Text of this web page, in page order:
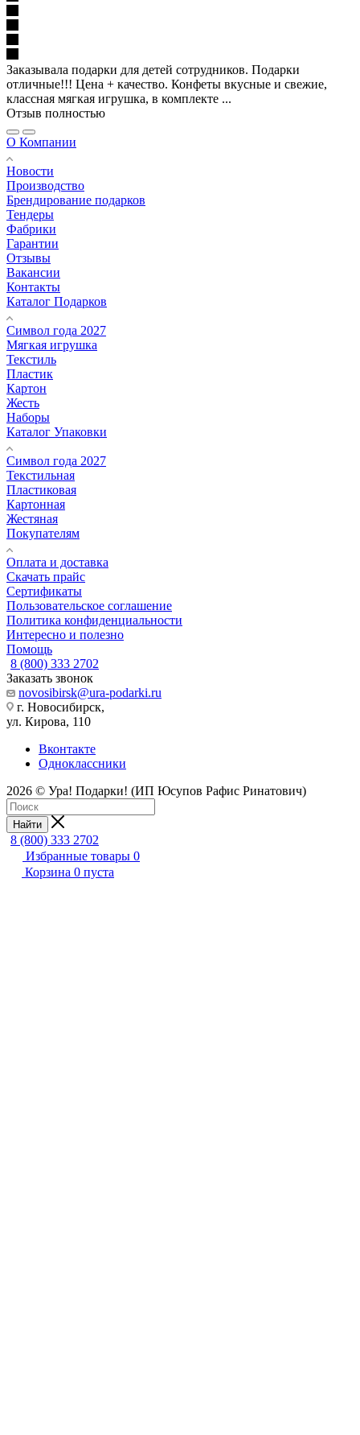
Заказывала подарки для детей сотрудников. Подарки
отличные!!! Цена + качество. Конфеты вкусные и свежие,
классная мягкая игрушка, в комплекте ...
Отзыв полностью
О Компании
Новости
Производство
Брендирование подарков
Тендеры
Фабрики
Гарантии
Отзывы
Вакансии
Контакты
Каталог Подарков
Символ года 2027
Мягкая игрушка
Текстиль
Пластик
Картон
Жесть
Наборы
Каталог Упаковки
Символ года 2027
Текстильная
Пластиковая
Картонная
Жестяная
Покупателям
Оплата и доставка
Скачать прайс
Сертификаты
Пользовательское соглашение
Политика конфиденциальности
Интересно и полезно
Помощь
8 (800) 333 2702
Заказать звонок
novosibirsk@ura-podarki.ru
г. Новосибирск,
ул. Кирова, 110
Вконтакте
Одноклассники
2026 © Ура! Подарки! (ИП Юсупов Рафис Ринатович)
Найти
8 (800) 333 2702
Избранные товары 0
Корзина 0 пуста